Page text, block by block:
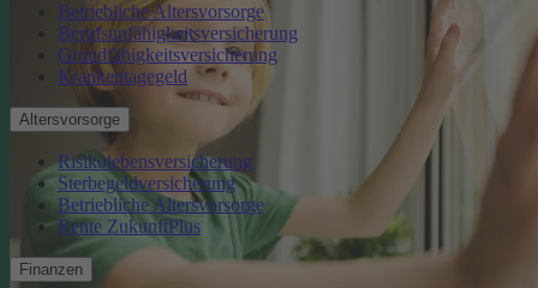
Betriebliche Altersvorsorge
Berufsunfähigkeitsversicherung
Grundfähigkeitsversicherung
Krankentagegeld
Altersvorsorge
Risikolebensversicherung
Sterbegeldversicherung
Betriebliche Altersvorsorge
Rente ZukunftPlus
Finanzen